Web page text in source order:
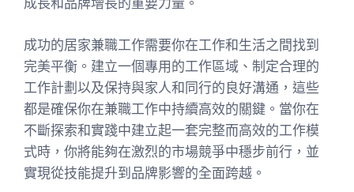
成功的居家兼職工作需要你在工作和生活之間找到
完美平衡。建立一個專用的工作區域、制定合理的
工作計劃以及保持與家人和同行的良好溝通，這些
都是確保你在兼職工作中持續高效的關鍵。當你在
不斷探索和實踐中建立起一套完整而高效的工作模
式時，你將能夠在激烈的市場競爭中穩步前行，並
實現從技能提升到品牌影響的全面跨越。